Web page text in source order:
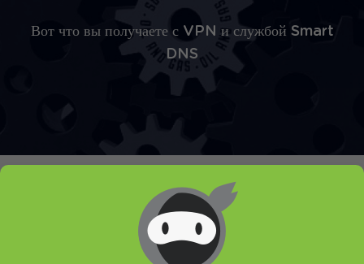
Вот что вы получаете с VPN и службой Smart
DNS
Услуги VPN